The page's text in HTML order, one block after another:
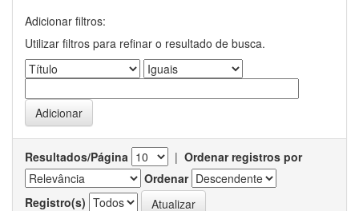
Adicionar filtros:
Utilizar filtros para refinar o resultado de busca.
Resultados/Página | Ordenar registros por
Ordenar
Registro(s)